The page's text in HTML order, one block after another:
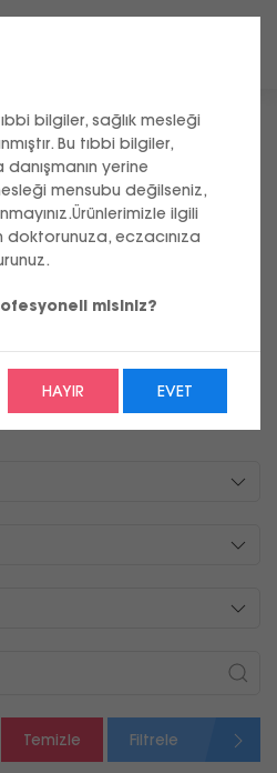
bulunan ürünler
Bu sayfaların sağlık
Temizle Filtrele
bilgiler, sağlık mesleği
Bu tıbbi bilgiler,
yerine
mensubu değilseniz,
ilgili
doktorunuza, eczacınıza
misiniz?
HAYIR EVET